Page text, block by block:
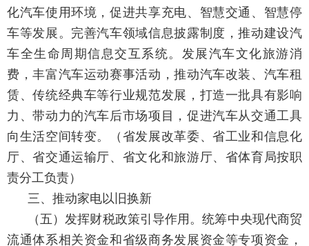
化汽车使用环境，促进共享充电、智慧交通、智慧停
车等发展。完善汽车领域信息披露制度，推动建设汽
车全生命周期信息交互系统。发展汽车文化旅游消
费，丰富汽车运动赛事活动，推动汽车改装、汽车租
赁、传统经典车等行业规范发展，打造一批具有影响
力、带动力的汽车后市场项目，促进汽车从交通工具
向生活空间转变。
（省发展改革委、省工业和信息化
厅、省交通运输厅、省文化和旅游厅、省体育局按职
责分工负责）
三、推动家电以旧换新
（五）发挥财税政策引导作用。统筹中央现代商贸
流通体系相关资金和省级商务发展资金等专项资金，